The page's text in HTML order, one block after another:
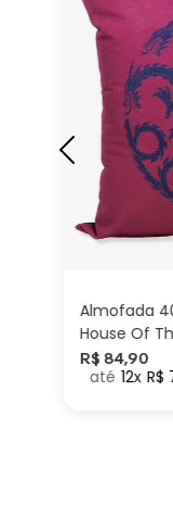
Almofada
House Of
Dragon
R$ 84,90
12 R$